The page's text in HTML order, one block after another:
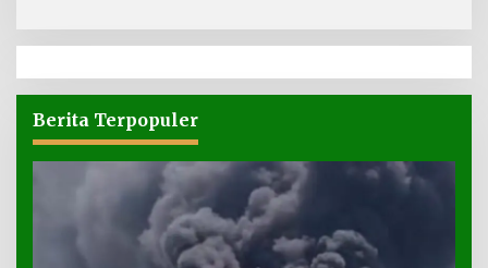
Berita Terpopuler